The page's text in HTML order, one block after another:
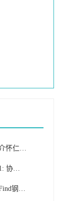
【推介怀仁】怀仁红歌晨唱团与北京健康之声合唱团2017重阳节联欢
通知1: 协会女子小合唱团参加红歌比赛获得佳绩
跟着Find钢琴唱红歌,合唱团的姐姐阿姨们体验Find智能钢琴魅力